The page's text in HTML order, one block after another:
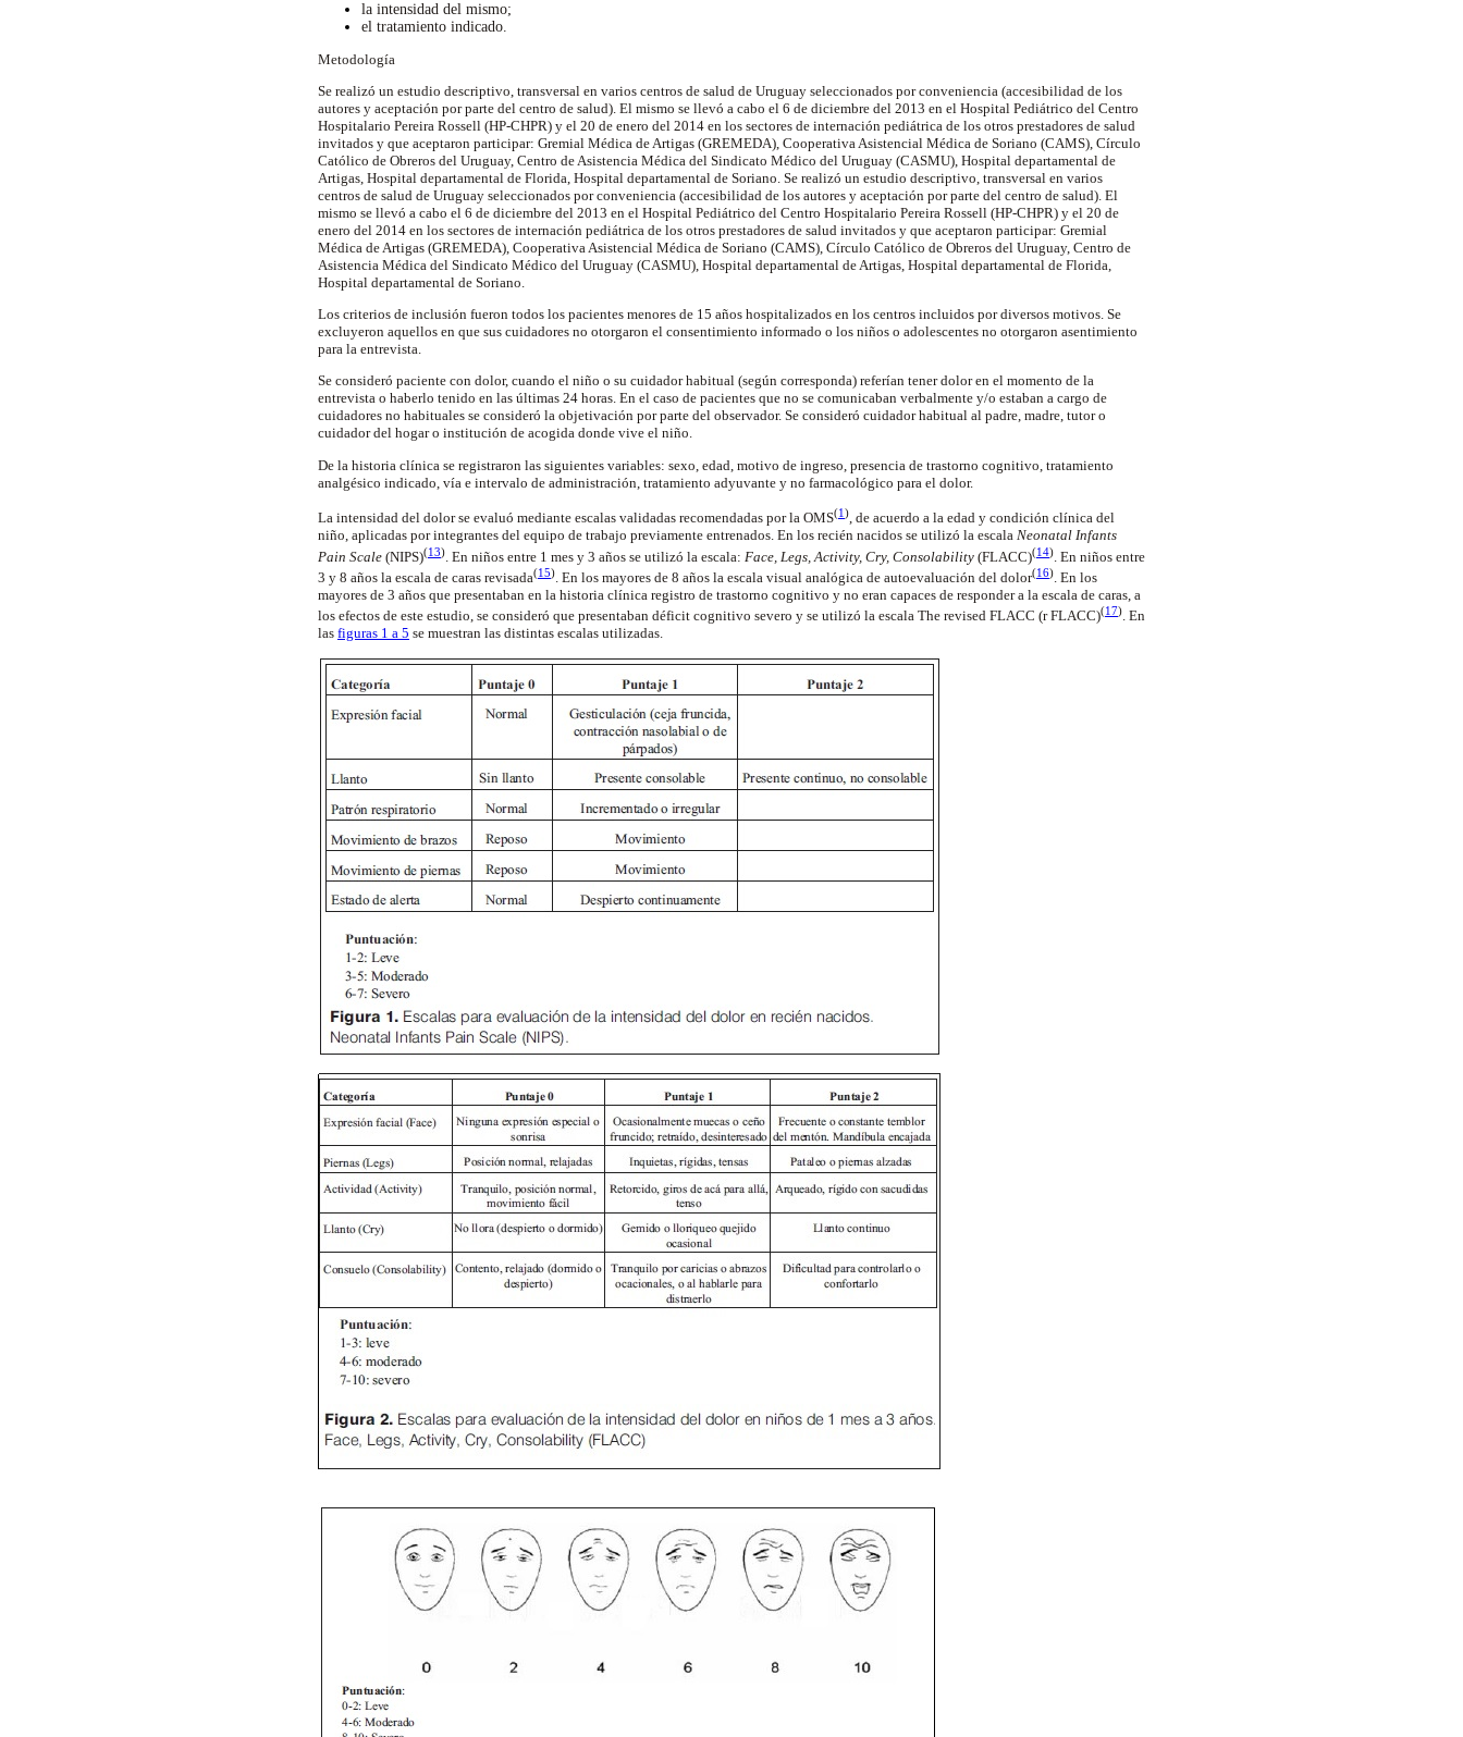
la intensidad del mismo;
el tratamiento indicado.
Metodología
Se realizó un estudio descriptivo, transversal en varios centros de salud de Uruguay seleccionados por conveniencia (accesibilidad de los
autores y aceptación por parte del centro de salud). El mismo se llevó a cabo el 6 de diciembre del 2013 en el Hospital Pediátrico del Centro
Hospitalario Pereira Rossell (HP-CHPR) y el 20 de enero del 2014 en los sectores de internación pediátrica de los otros prestadores de salud
invitados y que aceptaron participar: Gremial Médica de Artigas (GREMEDA), Cooperativa Asistencial Médica de Soriano (CAMS), Círculo
Católico de Obreros del Uruguay, Centro de Asistencia Médica del Sindicato Médico del Uruguay (CASMU), Hospital departamental de
Artigas, Hospital departamental de Florida, Hospital departamental de Soriano. Se realizó un estudio descriptivo, transversal en varios
centros de salud de Uruguay seleccionados por conveniencia (accesibilidad de los autores y aceptación por parte del centro de salud). El
mismo se llevó a cabo el 6 de diciembre del 2013 en el Hospital Pediátrico del Centro Hospitalario Pereira Rossell (HP-CHPR) y el 20 de
enero del 2014 en los sectores de internación pediátrica de los otros prestadores de salud invitados y que aceptaron participar: Gremial
Médica de Artigas (GREMEDA), Cooperativa Asistencial Médica de Soriano (CAMS), Círculo Católico de Obreros del Uruguay, Centro de
Asistencia Médica del Sindicato Médico del Uruguay (CASMU), Hospital departamental de Artigas, Hospital departamental de Florida,
Hospital departamental de Soriano.
Los criterios de inclusión fueron todos los pacientes menores de 15 años hospitalizados en los centros incluidos por diversos motivos. Se
excluyeron aquellos en que sus cuidadores no otorgaron el consentimiento informado o los niños o adolescentes no otorgaron asentimiento
para la entrevista.
Se consideró paciente con dolor, cuando el niño o su cuidador habitual (según corresponda) referían tener dolor en el momento de la
entrevista o haberlo tenido en las últimas 24 horas. En el caso de pacientes que no se comunicaban verbalmente y/o estaban a cargo de
cuidadores no habituales se consideró la objetivación por parte del observador. Se consideró cuidador habitual al padre, madre, tutor o
cuidador del hogar o institución de acogida donde vive el niño.
De la historia clínica se registraron las siguientes variables: sexo, edad, motivo de ingreso, presencia de trastorno cognitivo, tratamiento
analgésico indicado, vía e intervalo de administración, tratamiento adyuvante y no farmacológico para el dolor.
La intensidad del dolor se evaluó mediante escalas validadas recomendadas por la OMS(1), de acuerdo a la edad y condición clínica del
niño, aplicadas por integrantes del equipo de trabajo previamente entrenados. En los recién nacidos se utilizó la escala Neonatal Infants
Pain Scale (NIPS)(13) . En niños entre 1 mes y 3 años se utilizó la escala: Face, Legs, Activity, Cry, Consolability (FLACC)(14) . En niños entre
3 y 8 años la escala de caras revisada(15) . En los mayores de 8 años la escala visual analógica de autoevaluación del dolor(16) . En los
mayores de 3 años que presentaban en la historia clínica registro de trastorno cognitivo y no eran capaces de responder a la escala de caras, a
los efectos de este estudio, se consideró que presentaban déficit cognitivo severo y se utilizó la escala The revised FLACC (r FLACC)(17). En
las figuras 1 a 5 se muestran las distintas escalas utilizadas.